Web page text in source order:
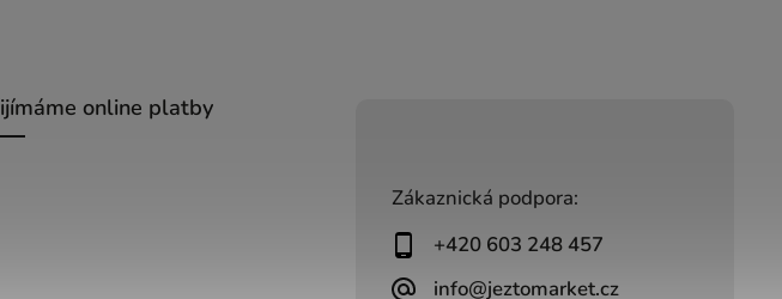
Zákaznická podpora:
+420 603 248 457
info@jeztomarket.cz
online platby